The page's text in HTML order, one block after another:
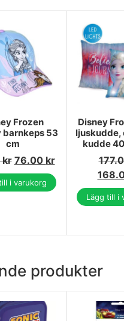
Frozen
barnkeps 53
cm
kr 76.00 kr
i varukorg
Disney
kudde
Lägg till i
produkter